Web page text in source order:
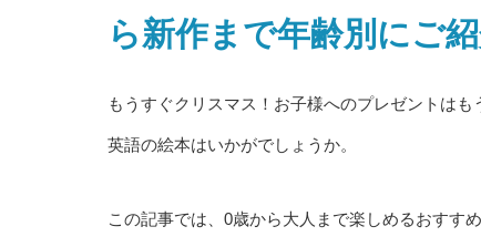
ら新作まで年齢別にご
もうすぐクリスマス！お子様へのプレゼントは
英語の絵本はいかがでしょうか。
この記事では、0歳から大人まで楽しめるおすす